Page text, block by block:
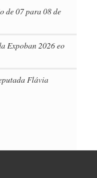
de 07 para 08 de
Expoban 2026 eo
Flávia